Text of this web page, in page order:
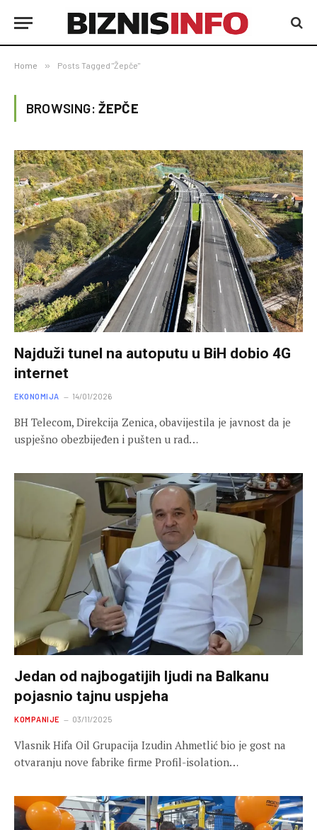
Home » Posts Tagged "Žepče"
BROWSING: ŽEPČE
Najduži tunel na autoputu u BiH dobio 4G
internet
EKONOMIJA 14/01/2026
BH Telecom, Direkcija Zenica, obavijestila je javnost da je
uspješno obezbijeđen i pušten u rad…
Jedan od najbogatijih ljudi na Balkanu
pojasnio tajnu uspjeha
KOMPANIJE 03/11/2025
Vlasnik Hifa Oil Grupacija Izudin Ahmetlić bio je gost na
otvaranju nove fabrike firme Profil-isolation…